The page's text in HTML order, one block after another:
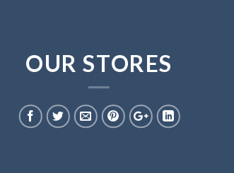
OUR STORES